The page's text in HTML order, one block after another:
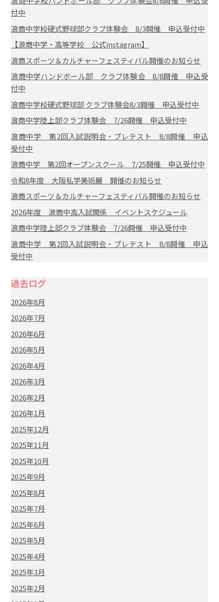
付中
浪商中学校硬式野球部クラブ体験会 8/3開催 申込受付中
【浪商中学・高等学校 公式instagram】
浪商スポーツ＆カルチャーフェスティバル開催のお知らせ
浪商中学ハンドボール部 クラブ体験会 8/8開催 申込受
付中
浪商中学校硬式野球部 クラブ体験会8/3開催 申込受付中
浪商中学陸上部クラブ体験会 7/26開催 申込受付中
浪商中学 第2回入試説明会・プレテスト 8/8開催 申込
受付中
浪商中学 第2回オープンスクール 7/25開催 申込受付中
令和8年度 大阪私学美術展 開催のお知らせ
浪商スポーツ＆カルチャーフェスティバル開催のお知らせ
2026年度 浪商中高入試関係 イベントスケジュール
浪商中学陸上部クラブ体験会 7/26開催 申込受付中
浪商中学 第2回入試説明会・プレテスト 8/8開催 申込
受付中
過去ログ
2026年8月
2026年7月
2026年6月
2026年5月
2026年4月
2026年3月
2026年2月
2026年1月
2025年12月
2025年11月
2025年10月
2025年9月
2025年8月
2025年7月
2025年6月
2025年5月
2025年4月
2025年3月
2025年2月